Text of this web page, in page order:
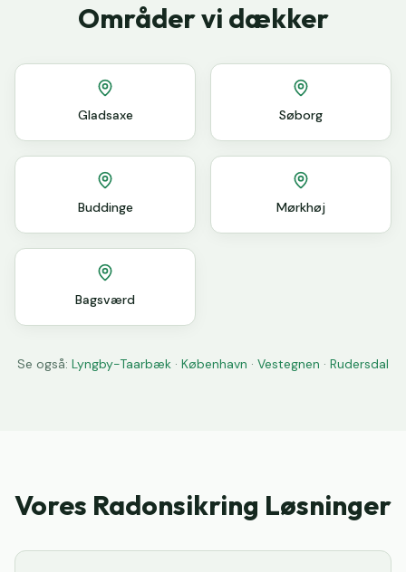
Områder vi dækker
Gladsaxe Søborg
Buddinge Mørkhøj
Bagsværd
Se også: Lyngby-Taarbæk · København · Vestegnen · Rudersdal
Vores Radonsikring Løsninger